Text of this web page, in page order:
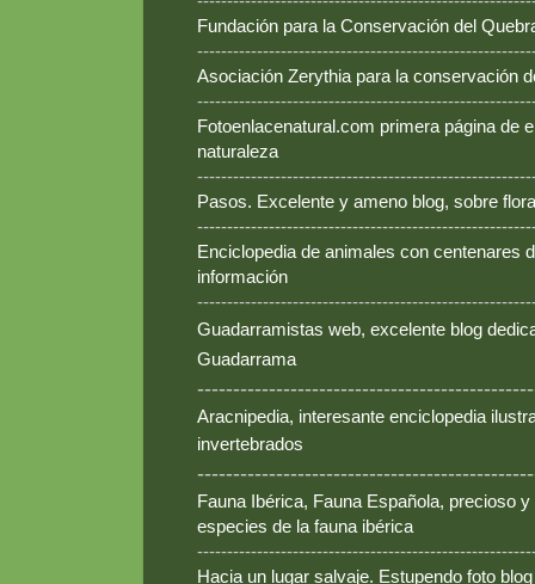
Fundación para la Conservación del
Asociación Zerythia para la conservación
Fotoenlacenatural.com primera página de
naturaleza
Pasos. Excelente y ameno blog, sobre
Enciclopedia de animales con centenares
información
Guadarramistas web, excelente blog
Guadarrama
Aracnipedia, interesante enciclopedia
invertebrados
Fauna Ibérica, Fauna Española, precioso
especies de la fauna ibérica
Hacia un lugar salvaje. Estupendo foto